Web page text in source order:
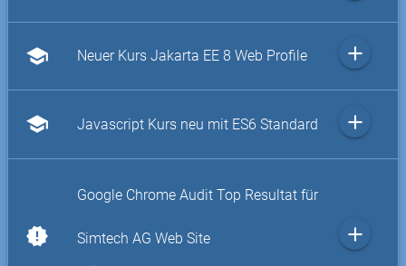
school Neuer Kurs Jakarta EE 8 Web Profile add
school Javascript Kurs neu mit ES6 Standard add
new_releases
Google Chrome Audit Top Resultat für
Simtech AG Web Site add